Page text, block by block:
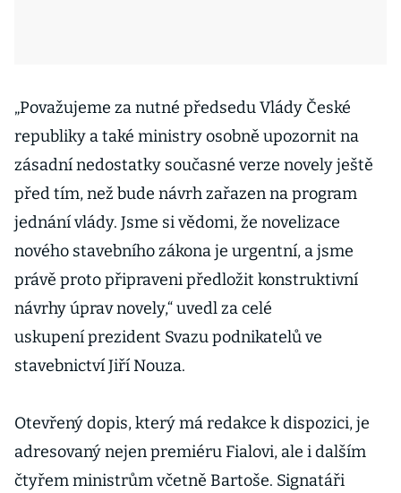
„Považujeme za nutné předsedu Vlády České
republiky a také ministry osobně upozornit na
zásadní nedostatky současné verze novely ještě
před tím, než bude návrh zařazen na program
jednání vlády. Jsme si vědomi, že novelizace
nového stavebního zákona je urgentní, a jsme
právě proto připraveni předložit konstruktivní
návrhy úprav novely,“ uvedl za celé
uskupení prezident Svazu podnikatelů ve
stavebnictví Jiří Nouza.
Otevřený dopis, který má redakce k dispozici, je
adresovaný nejen premiéru Fialovi, ale i dalším
čtyřem ministrům včetně Bartoše. Signatáři